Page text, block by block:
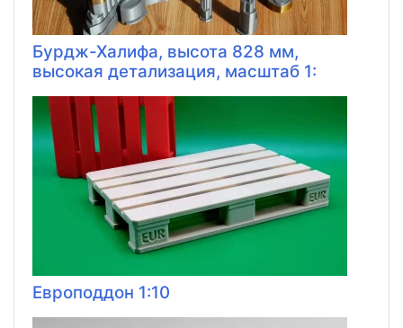
Бурдж-Халифа, высота 828 мм,
высокая детализация, масштаб 1:
Европоддон 1:10